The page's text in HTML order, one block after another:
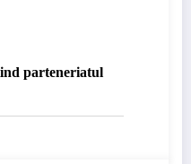
parteneriatul